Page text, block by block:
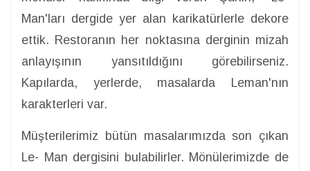
Man'ları dergide yer alan karikatürlerle dekore
ettik. Restoranın her noktasına derginin mizah
anlayışının yansıtıldığını görebilirseniz.
Kapılarda, yerlerde, masalarda Leman'nın
karakterleri var.
Müşterilerimiz bütün masalarımızda son çıkan
Le- Man dergisini bulabilirler. Mönülerimizde de